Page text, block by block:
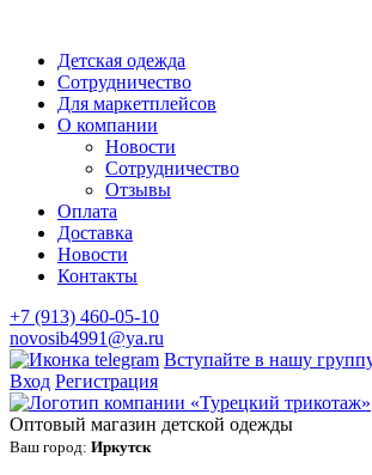
Детская одежда
Сотрудничество
Для маркетплейсов
О компании
Новости
Сотрудничество
Отзывы
Оплата
Доставка
Новости
Контакты
+7 (913) 460-05-10
novosib4991@ya.ru
Вступайте в нашу
Вход Регистрация
Оптовый магазин детской одежды
Ваш город: Иркутск